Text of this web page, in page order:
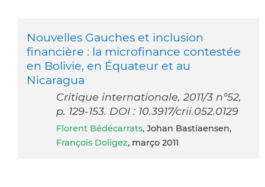
Nouvelles Gauches et inclusion
financière : la microfinance contestée
en Bolivie, en Équateur et au
Nicaragua
Critique internationale, 2011/3 n°52,
p. 129-153. DOI : 10.3917/crii.052.0129
Florent Bédécarrats, Johan Bastiaensen,
François Doligez, março 2011